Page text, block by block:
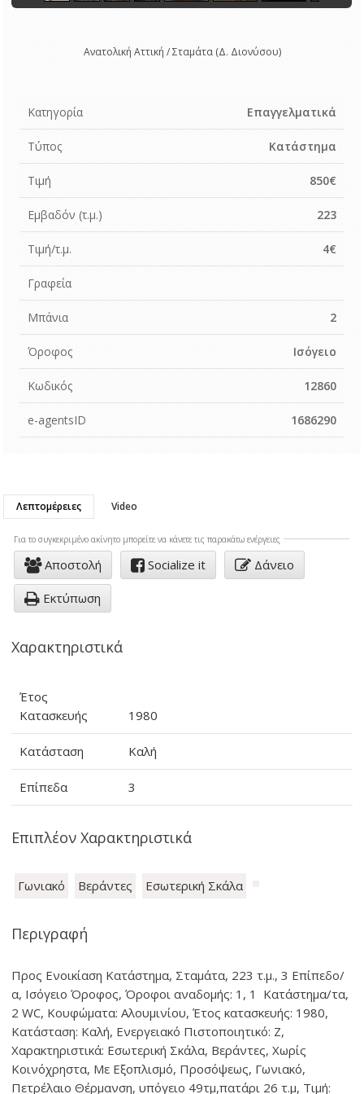
Ανατολική Αττική / Σταμάτα (Δ. Διονύσου)
Κατηγορία Επαγγελματικά
Τύπος Κατάστημα
Τιμή 850€
Εμβαδόν (τ.μ.) 223
Τιμή/τ.μ. 4€
Γραφεία
Μπάνια 2
Όροφος Ισόγειο
Κωδικός 12860
e-agentsID 1686290
Λεπτομέρειες Video
Για το συγκεκριμένo ακίνητο μπορείτε να κάνετε τις παρακάτω ενέργειες
Αποστολή Socialize it Δάνειο
Εκτύπωση
Χαρακτηριστικά
Έτος
Κατασκευής
1980
Κατάσταση Καλή
Επίπεδα 3
Επιπλέον Χαρακτηριστικά
Γωνιακό Βεράντες Εσωτερική Σκάλα
Περιγραφή
Προς Ενοικίαση Κατάστημα, Σταμάτα, 223 τ.μ., 3 Επίπεδο/
α, Ισόγειο Όροφος, Όροφοι αναδομής: 1, 1 Κατάστημα/τα,
2 WC, Kουφώματα: Αλουμινίου, Έτος κατασκευής: 1980,
Κατάσταση: Καλή, Ενεργειακό Πιστοποιητικό: Ζ,
Χαρακτηριστικά: Εσωτερική Σκάλα, Βεράντες, Χωρίς
Κοινόχρηστα, Με Εξοπλισμό, Προσόψεως, Γωνιακό,
Πετρέλαιο Θέρμανση, υπόγειο 49τμ,πατάρι 26 τ.μ, Τιμή: